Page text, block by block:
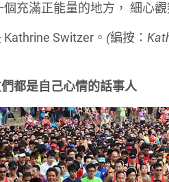
充滿正能量的地方， 細心觀
Kathrine Switzer 。 (編按：
都是自己心情的話事人